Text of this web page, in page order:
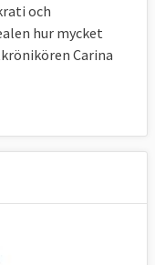
och
hur mycket
Carina